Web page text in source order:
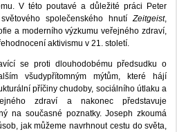
V této poutavé a důležité práci Peter
společenského hnutíZeitgeist,
a moderního výzkumu veřejného zdraví,
aktivismu v 21. století.
se proti dlouhodobému předsudku o
všudypřítomným mýtům, které hájí
příčiny chudoby, sociálního útlaku a
zdraví a nakonec představuje
na současné poznatky. Joseph zkoumá
jak můžeme navrhnout cestu do světa,